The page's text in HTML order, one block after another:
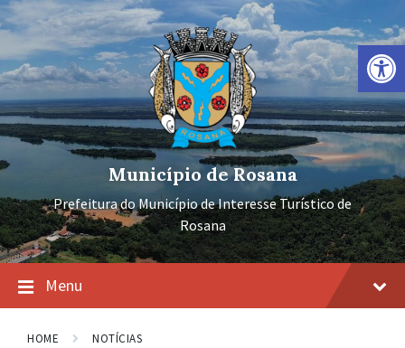
Barra de Ferramentas Aberta
Ir
para
conteúdo
Pular
para
navegação
principal
Pular
para
rodapé
Município de Rosana
Prefeitura do Município de Interesse Turístico de
Rosana
Menu
HOME NOTÍCIAS